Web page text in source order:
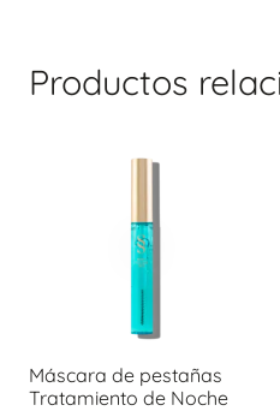
Productos
Máscara de pestañas
Tratamiento de Noche